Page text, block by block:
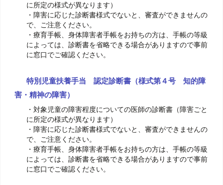
に所定の様式が異なります）
・障害に応じた診断書様式でないと、審査ができませんの
で、ご注意ください。
・療育手帳、身体障害者手帳をお持ちの方は、手帳の等級
によっては、診断書を省略できる場合がありますので事前
に窓口でご確認ください。
特別児童扶養手当 認定診断書（様式第４号 知的障
害・精神の障害）
・対象児童の障害程度についての医師の診断書（障害ごと
に所定の様式が異なります）
・障害に応じた診断書様式でないと、審査ができませんの
で、ご注意ください。
・療育手帳、身体障害者手帳をお持ちの方は、手帳の等級
によっては、診断書を省略できる場合がありますので事前
に窓口でご確認ください。